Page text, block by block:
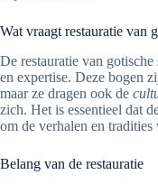
Wat vraagt restauratie van
De restauratie van
en expertise. Deze bogen
maar ze dragen ook de
zich. Het is essentieel dat
om de verhalen en tradities
Belang van de restauratie